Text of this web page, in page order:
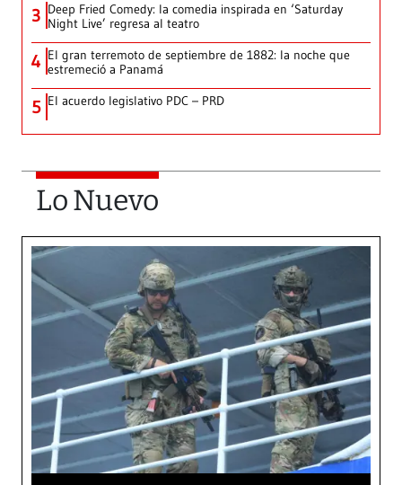
3 Deep Fried Comedy: la comedia inspirada en ‘Saturday
Night Live’ regresa al teatro
4 El gran terremoto de septiembre de 1882: la noche que
estremeció a Panamá
5 El acuerdo legislativo PDC – PRD
Lo Nuevo